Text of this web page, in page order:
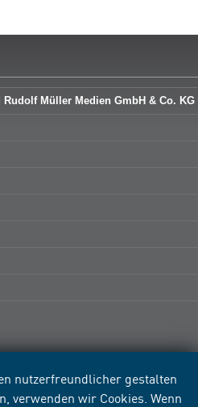
nutzerfreundlicher gestalten
verwenden wir Cookies. Wenn
Müller Medien GmbH & Co. KG